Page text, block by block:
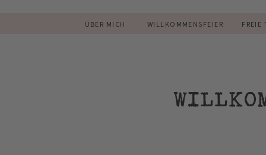
ÜBER MICH WILLKOMMENSFEIER FREIE